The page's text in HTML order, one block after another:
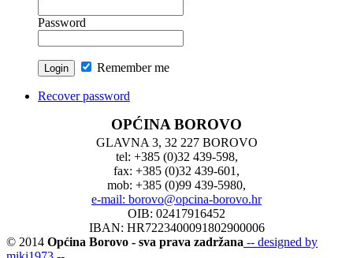
Password
Remember me
Recover password
OPĆINA BOROVO
GLAVNA 3, 32 227 BOROVO
tel: +385 (0)32 439-598,
fax: +385 (0)32 439-601,
mob: +385 (0)99 439-5980,
e-mail: borovo@opcina-borovo.hr
OIB: 02417916452
IBAN: HR7223400091802900006
© 2014 Općina Borovo - sva prava zadržana -- designed by